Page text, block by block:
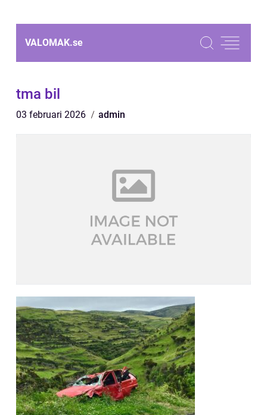
VALOMAK.se
tma bil
03 februari 2026 admin